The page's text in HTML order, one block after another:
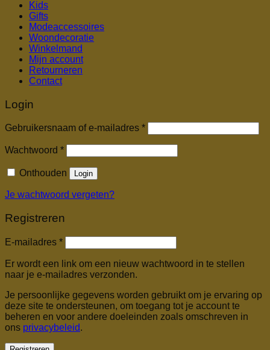
Kids
Gifts
Modeaccessoires
Woondecoratie
Winkelmand
Mijn account
Retourneren
Contact
Login
Gebruikersnaam of e-mailadres *Vereist
Wachtwoord *Vereist
Onthouden Login
Je wachtwoord vergeten?
Registreren
E-mailadres *Vereist
Er wordt een link om een nieuw wachtwoord in te stellen
naar je e-mailadres verzonden.
Je persoonlijke gegevens worden gebruikt om je ervaring op
deze site te ondersteunen, om toegang tot je account te
beheren en voor andere doeleinden zoals omschreven in
ons privacybeleid.